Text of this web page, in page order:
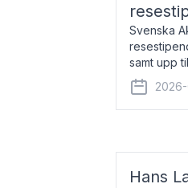
Svenska
samt upp
Elisabeth
Hans